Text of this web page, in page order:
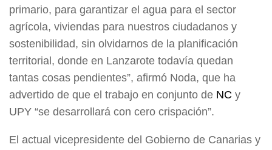
primario, para garantizar el agua para el sector
agrícola, viviendas para nuestros ciudadanos y
sostenibilidad, sin olvidarnos de la planificación
territorial, donde en Lanzarote todavía quedan
tantas cosas pendientes”, afirmó Noda, que ha
advertido de que el trabajo en conjunto de NC y
UPY “se desarrollará con cero crispación”.
El actual vicepresidente del Gobierno de Canarias y